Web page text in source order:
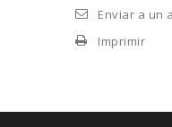
Enviar a un
Imprimir